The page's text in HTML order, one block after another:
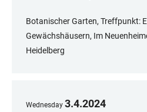
Botanischer Garten, Treffpunkt:
Gewächshäusern, Im
Heidelberg
Wednesday 3.4.2024